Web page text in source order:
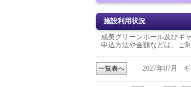
施設利用状況
成美グリーンホール及びギ
申込方法や金額などは、
ご
一覧表へ 2027年07月